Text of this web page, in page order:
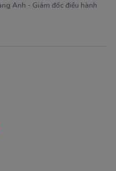
Anh - Giám đốc điều hành